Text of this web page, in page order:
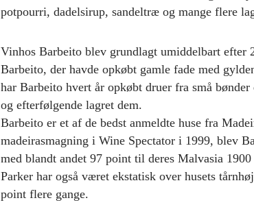
potpourri, dadelsirup, sandeltræ og mange flere
Vinhos Barbeito blev grundlagt umiddelbart efter
Barbeito, der havde opkøbt gamle fade med
har Barbeito hvert år opkøbt druer fra små
og efterfølgende lagret dem.
Barbeito er et af de bedst anmeldte huse fra
madeirasmagning i Wine Spectator i 1999, blev
med blandt andet 97 point til deres Malvasia
Parker har også været ekstatisk over husets
point flere gange.